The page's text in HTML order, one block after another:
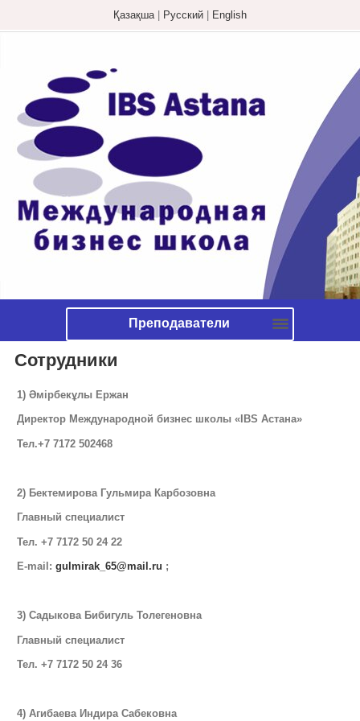
Қазақша | Русский | English
Преподаватели
Сотрудники
1) Әмірбекұлы Ержан
Директор Международной бизнес школы «IBS Астана»
Тел.+7 7172 502468
2) Бектемирова Гульмира Карбозовна
Главный специалист
Тел. +7 7172 50 24 22
E-mail: gulmirak_65@mail.ru ;
3) Садыкова Бибигуль Толегеновна
Главный специалист
Тел. +7 7172 50 24 36
4) Агибаева Индира Сабековна